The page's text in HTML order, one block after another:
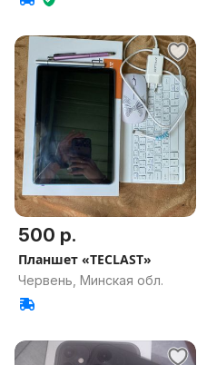
500 р.
Планшет «TECLAST»
Червень, Минская обл.